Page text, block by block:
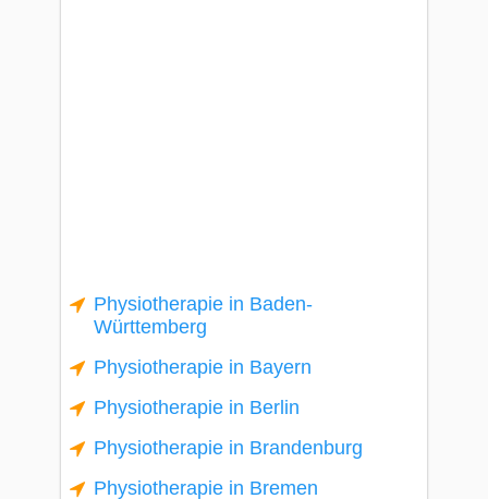
Physiotherapie in Baden-
Württemberg
Physiotherapie in Bayern
Physiotherapie in Berlin
Physiotherapie in Brandenburg
Physiotherapie in Bremen